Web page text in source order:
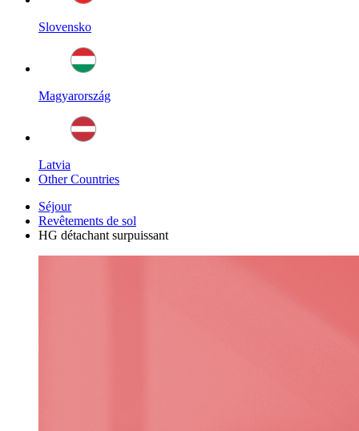
Slovensko
Magyarország
Latvia
Other Countries
Séjour
Revêtements de sol
HG détachant surpuissant